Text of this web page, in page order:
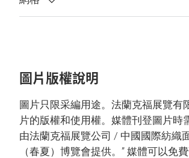
圖片版權說明
圖片只限采編用途。法蘭克福展覽有
片的版權和使用權。媒體刊登圖片時
由法蘭克福展覽公司 / 中國國際紡織
（春夏）博覽會提供。” 媒體可以免